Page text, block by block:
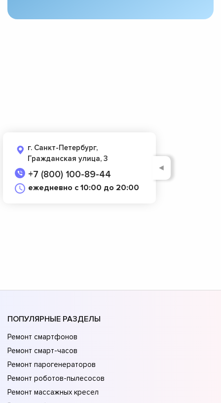
г. Санкт-Петербург,
Гражданская улица, 3
+7 (800) 100-89-44
ежедневно с 10:00 до 20:00
◄
ПОПУЛЯРНЫЕ РАЗДЕЛЫ
Ремонт смартфонов
Ремонт смарт-часов
Ремонт парогенераторов
Ремонт роботов-пылесосов
Ремонт массажных кресел